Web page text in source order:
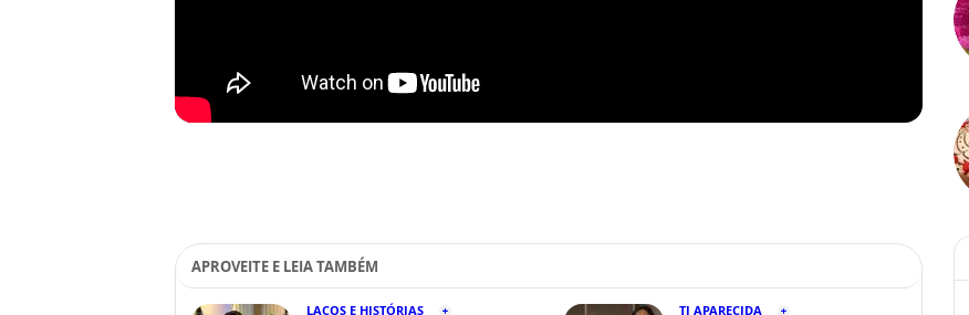
APROVEITE E LEIA TAMBÉM
LAÇOS E HISTÓRIAS TJ APARECIDA